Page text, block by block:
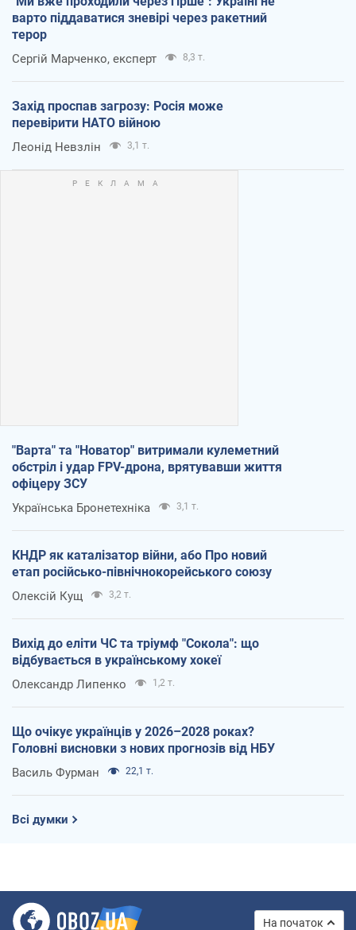
варто піддаватися зневірі через ракетний
терор
Сергій Марченко, експерт 8,3 т.
Захід проспав загрозу: Росія може
перевірити НАТО війною
Леонід Невзлін 3,1 т.
"Варта" та "Новатор" витримали кулеметний
обстріл і удар FPV-дрона, врятувавши життя
офіцеру ЗСУ
Українська Бронетехніка 3,1 т.
КНДР як каталізатор війни, або Про новий
етап російсько-північнокорейського союзу
Олексій Кущ 3,2 т.
Вихід до еліти ЧС та тріумф "Сокола": що
відбувається в українському хокеї
Олександр Липенко 1,2 т.
Що очікує українців у 2026–2028 роках?
Головні висновки з нових прогнозів від НБУ
Василь Фурман 22,1 т.
Всі думки
На початок